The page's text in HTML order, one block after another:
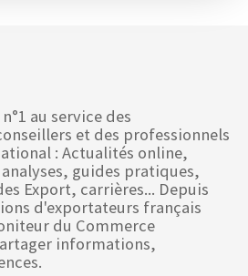
au service des
et des professionnels
: Actualités online,
guides pratiques,
Export, carrières... Depuis
d'exportateurs français
du Commerce
informations,